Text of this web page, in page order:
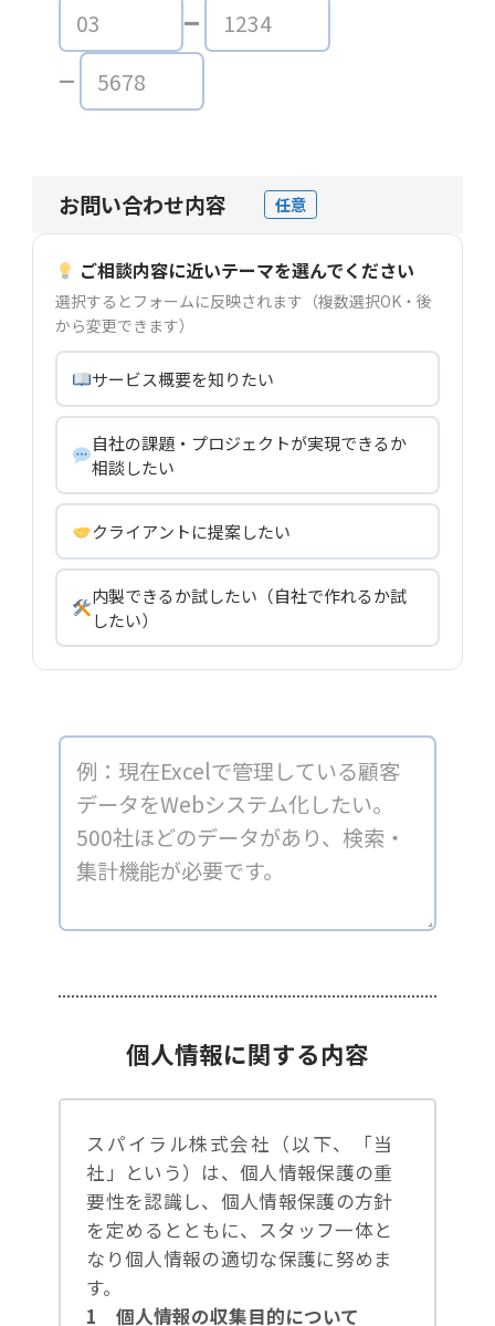
お問い合わせ内容 任意
ご相談内容に近いテーマを選んでください
選択するとフォームに反映されます（複数選択OK・後
から変更できます）
サービス概要を知りたい
自社の課題・プロジェクトが実現できるか
相談したい
クライアントに提案したい
内製できるか試したい（自社で作れるか試
したい）
個人情報に関する内容
スパイラル株式会社（以下、「当
社」という）は、個人情報保護の重
要性を認識し、個人情報保護の方針
を定めるとともに、スタッフ一体と
なり個人情報の適切な保護に努めま
す。
1 個人情報の収集目的について